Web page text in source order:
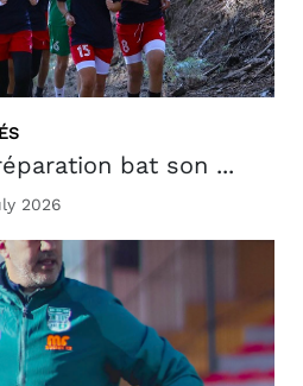
bat son ...
2026